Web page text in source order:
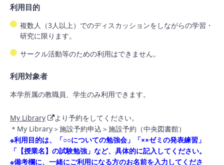
利用目的
複数人（3人以上）でのディスカッションをしながらの学習・
研究に限ります。
サークル活動等のための利用はできません。
利用対象者
本学所属の教職員、学生のみ利用できます。
My Library
より予約をしてください。
＊My Library＞施設予約申込＞施設予約（中央図書館）
※利用目的は、「○○についての勉強会」「××ゼミの発表練習」
「【授業名】の試験勉強」など、具体的に記入してください。
※備考欄に、一緒にご利用になる方のお名前を入力してくださ